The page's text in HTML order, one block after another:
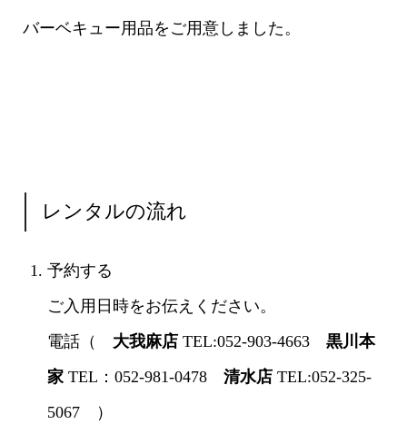
バーベキュー用品をご用意しました。
レンタルの流れ
予約する
ご入用日時をお伝えください。
電話（ 大我麻店TEL:052-903-4663 黒川本
家TEL：052-981-0478 清水店TEL:052-325-
5067 ）